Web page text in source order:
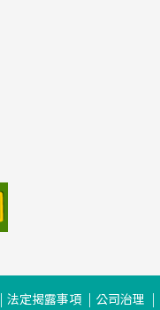
法定揭露事項 公司治理